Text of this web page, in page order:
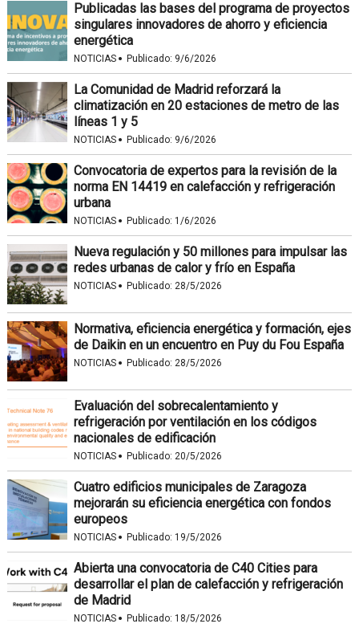
Publicadas las bases del programa de proyectos
singulares innovadores de ahorro y eficiencia
energética
NOTICIAS · Publicado: 9/6/2026
La Comunidad de Madrid reforzará la
climatización en 20 estaciones de metro de las
líneas 1 y 5
NOTICIAS · Publicado: 9/6/2026
Convocatoria de expertos para la revisión de la
norma EN 14419 en calefacción y refrigeración
urbana
NOTICIAS · Publicado: 1/6/2026
Nueva regulación y 50 millones para impulsar las
redes urbanas de calor y frío en España
NOTICIAS · Publicado: 28/5/2026
Normativa, eficiencia energética y formación, ejes
de Daikin en un encuentro en Puy du Fou España
NOTICIAS · Publicado: 28/5/2026
Evaluación del sobrecalentamiento y
refrigeración por ventilación en los códigos
nacionales de edificación
NOTICIAS · Publicado: 20/5/2026
Cuatro edificios municipales de Zaragoza
mejorarán su eficiencia energética con fondos
europeos
NOTICIAS · Publicado: 19/5/2026
Abierta una convocatoria de C40 Cities para
desarrollar el plan de calefacción y refrigeración
de Madrid
NOTICIAS · Publicado: 18/5/2026